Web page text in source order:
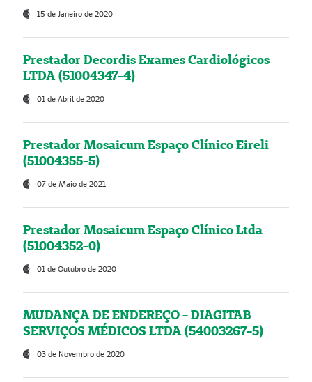
15 de Janeiro de 2020
Prestador Decordis Exames Cardiológicos
LTDA (51004347-4)
01 de Abril de 2020
Prestador Mosaicum Espaço Clínico Eireli
(51004355-5)
07 de Maio de 2021
Prestador Mosaicum Espaço Clínico Ltda
(51004352-0)
01 de Outubro de 2020
MUDANÇA DE ENDEREÇO - DIAGITAB
SERVIÇOS MÉDICOS LTDA (54003267-5)
03 de Novembro de 2020